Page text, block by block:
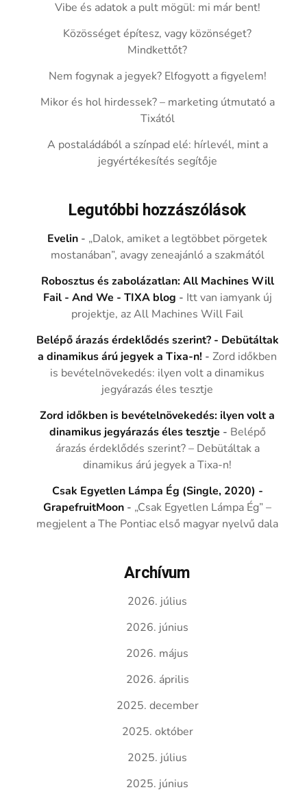
Vibe és adatok a pult mögül: mi már bent!
Közösséget építesz, vagy közönséget?
Mindkettőt?
Nem fogynak a jegyek? Elfogyott a figyelem!
Mikor és hol hirdessek? – marketing útmutató a
Tixától
A postaládából a színpad elé: hírlevél, mint a
jegyértékesítés segítője
Legutóbbi hozzászólások
Evelin - „Dalok, amiket a legtöbbet pörgetek
mostanában”, avagy zeneajánló a szakmától
Robosztus és zabolázatlan: All Machines Will
Fail - And We - TIXA blog - Itt van iamyank új
projektje, az All Machines Will Fail
Belépő árazás érdeklődés szerint? - Debütáltak
a dinamikus árú jegyek a Tixa-n! -Zord időkben
is bevételnövekedés: ilyen volt a dinamikus
jegyárazás éles tesztje
Zord időkben is bevételnövekedés: ilyen volt a
dinamikus jegyárazás éles tesztje - Belépő
árazás érdeklődés szerint? – Debütáltak a
dinamikus árú jegyek a Tixa-n!
Csak Egyetlen Lámpa Ég (Single, 2020) -
GrapefruitMoon - „Csak Egyetlen Lámpa Ég” –
megjelent a The Pontiac első magyar nyelvű dala
Archívum
2026. július
2026. június
2026. május
2026. április
2025. december
2025. október
2025. július
2025. június